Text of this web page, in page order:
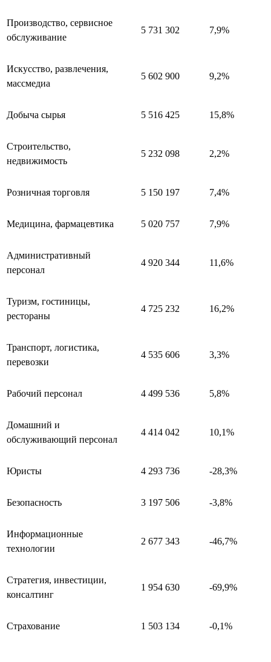
Производство, сервисное
обслуживание
5 731 302 7,9%
Искусство, развлечения,
массмедиа
5 602 900 9,2%
Добыча сырья 5 516 425 15,8%
Строительство,
недвижимость
5 232 098 2,2%
Розничная торговля 5 150 197 7,4%
Медицина, фармацевтика 5 020 757 7,9%
Административный
персонал
4 920 344 11,6%
Туризм, гостиницы,
рестораны
4 725 232 16,2%
Транспорт, логистика,
перевозки
4 535 606 3,3%
Рабочий персонал 4 499 536 5,8%
Домашний и
обслуживающий персонал
4 414 042 10,1%
Юристы 4 293 736 -28,3%
Безопасность 3 197 506 -3,8%
Информационные
технологии
2 677 343 -46,7%
Стратегия, инвестиции,
консалтинг
1 954 630 -69,9%
Страхование 1 503 134 -0,1%